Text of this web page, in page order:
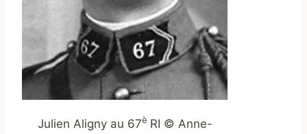
Julien Aligny au 67èRI © Anne-